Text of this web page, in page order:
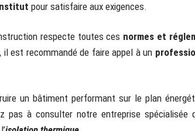
pour satisfaire aux exigences.
respecte toutes ces normes et
, il est recommandé de faire appel à un
un bâtiment performant sur le plan
pas à consulter notre entreprise